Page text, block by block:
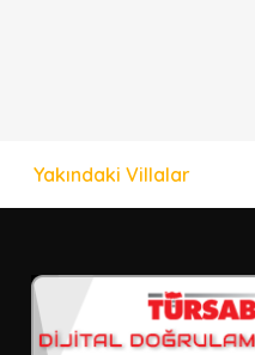
Yakındaki Villalar